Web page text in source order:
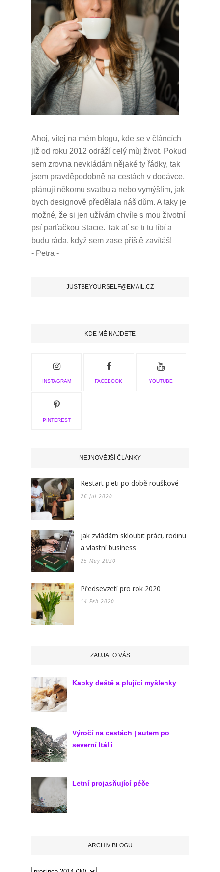
Ahoj, vítej na mém blogu, kde se v článcích
již od roku 2012 odráží celý můj život. Pokud
sem zrovna nevkládám nějaké ty řádky, tak
jsem pravděpodobně na cestách v dodávce,
plánuji někomu svatbu a nebo vymýšlím, jak
bych designově předělala náš dům. A taky je
možné, že si jen užívám chvíle s mou životní
psí parťačkou Stacie. Tak ať se ti tu líbí a
budu ráda, když sem zase příště zavítáš!
- Petra -
JUSTBEYOURSELF@EMAIL.CZ
KDE MĚ NAJDETE
INSTAGRAM FACEBOOK YOUTUBE
PINTEREST
NEJNOVĚJŠÍ ČLÁNKY
Restart pleti po době rouškové
26 Jul 2020
Jak zvládám skloubit práci, rodinu
a vlastní business
25 May 2020
Předsevzetí pro rok 2020
14 Feb 2020
ZAUJALO VÁS
Kapky deště a plující myšlenky
Výročí na cestách | autem po
severní Itálii
Letní projasňující péče
ARCHIV BLOGU